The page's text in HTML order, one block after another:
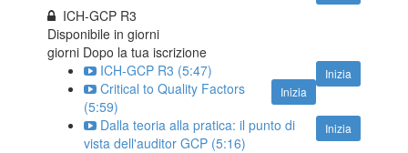
ICH-GCP R3
Disponibile ingiorni
giorni Dopo la tua iscrizione
Inizia
ICH-GCP R3 (5:47)
Inizia
Critical to Quality Factors
(5:59)
Inizia
Dalla teoria alla pratica: il punto di
vista dell'auditor GCP (5:16)